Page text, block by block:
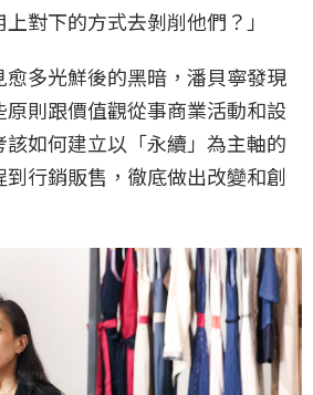
對下的方式去剝削他們？」
多光鮮後的黑暗，潘貝寧發現
原則跟價值觀從事商業活動和設
如何建立以「永續」為主軸的
行銷販售，徹底做出改變和創